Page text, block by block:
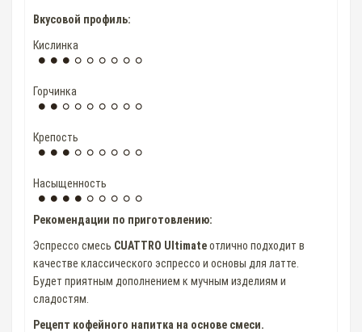
Вкусовой профиль:
Кислинка
Горчинка
Крепость
Насыщенность
Рекомендации по приготовлению:
Эспрессо смесь CUATTRO Ultimateотлично подходит в
качестве классического эспрессо и основы для латте.
Будет приятным дополнением к мучным изделиям и
сладостям.
Рецепт кофейного напитка на основе смеси.